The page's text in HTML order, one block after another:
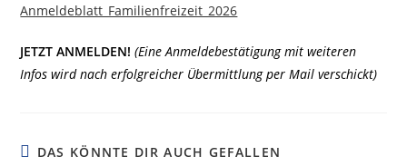
Anmeldeblatt_Familienfreizeit_2026
JETZT ANMELDEN!(Eine Anmeldebestätigung mit weiteren
Infos wird nach erfolgreicher Übermittlung per Mail verschickt)
DAS KÖNNTE DIR AUCH GEFALLEN